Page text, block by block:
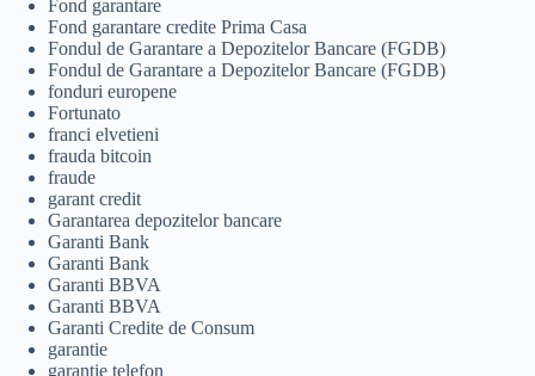
Fond garantare
Fond garantare credite Prima Casa
Fondul de Garantare a Depozitelor Bancare (FGDB)
Fondul de Garantare a Depozitelor Bancare (FGDB)
fonduri europene
Fortunato
franci elvetieni
frauda bitcoin
fraude
garant credit
Garantarea depozitelor bancare
Garanti Bank
Garanti Bank
Garanti BBVA
Garanti BBVA
Garanti Credite de Consum
garantie
garantie telefon